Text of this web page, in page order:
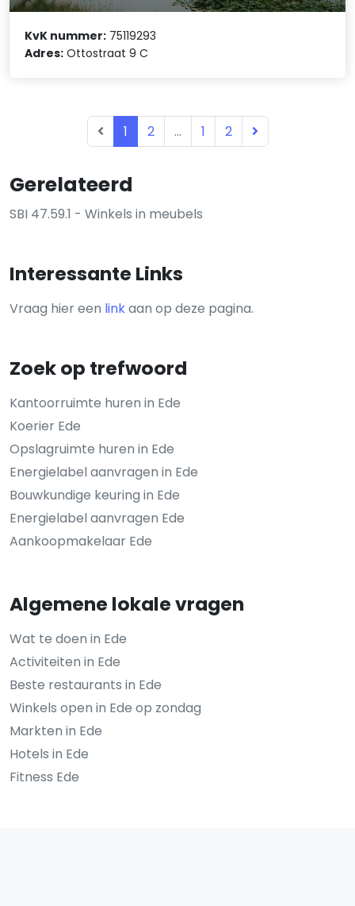
Gerelateerd
SBI 47.59.1 - Winkels in meubels
Interessante Links
Vraag hier een linkaan op deze pagina.
Zoek op trefwoord
Kantoorruimte huren in Ede
Koerier Ede
Opslagruimte huren in Ede
Energielabel aanvragen in Ede
Bouwkundige keuring in Ede
Energielabel aanvragen Ede
Aankoopmakelaar Ede
Algemene lokale vragen
Wat te doen in Ede
Activiteiten in Ede
Beste restaurants in Ede
Winkels open in Ede op zondag
Markten in Ede
Hotels in Ede
Fitness Ede
KvK nummer: 75119293
Adres: Ottostraat 9 C
1 2 ... 1 2